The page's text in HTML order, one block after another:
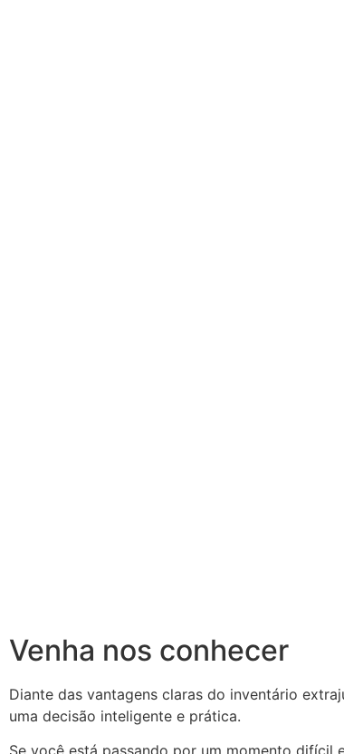
Venha nos conhecer
Diante das vantagens claras do inventário
uma decisão inteligente e prática.